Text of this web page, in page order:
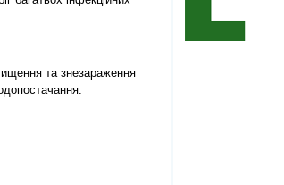
та знезараження